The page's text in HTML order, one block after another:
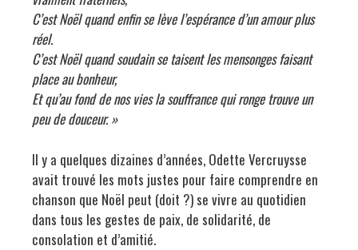
C’est Noël quand enfin se lève l’espérance d’un amour plus
réel.
C’est Noël quand soudain se taisent les mensonges faisant
place au bonheur,
Et qu’au fond de nos vies la souffrance qui ronge trouve un
peu de douceur. »
Il y a quelques dizaines d’années, Odette Vercruysse
avait trouvé les mots justes pour faire comprendre en
chanson que Noël peut (doit ?) se vivre au quotidien
dans tous les gestes de paix, de solidarité, de
consolation et d’amitié.